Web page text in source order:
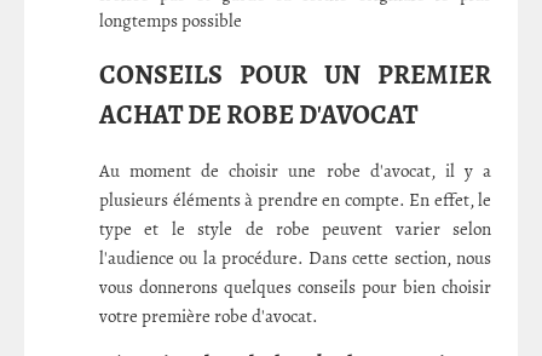
longtemps possible
CONSEILS POUR UN PREMIER
ACHAT DE ROBE D'AVOCAT
Au moment de choisir une robe d'avocat, il y a
plusieurs éléments à prendre en compte. En effet, le
type et le style de robe peuvent varier selon
l'audience ou la procédure. Dans cette section, nous
vous donnerons quelques conseils pour bien choisir
votre première robe d'avocat.